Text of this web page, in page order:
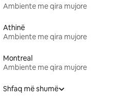
Ambiente me qira mujore
Athinë
Ambiente me qira mujore
Montreal
Ambiente me qira mujore
Shfaq më shumë